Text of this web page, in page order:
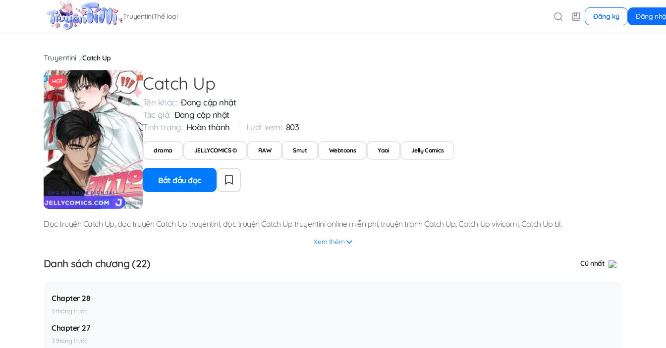
TruyentiniThể loại Đăng ký Đăng
Truyentini Catch Up
HOT Catch Up
Tên khác: Đang cập nhật
Tác giả: Đang cập nhật
Tình trạng: Hoàn thành Lượt xem: 803
drama JELLYCOMICS © RAW Smut Webtoons Yaoi Jelly Comics
Bắt đầu đọc
Đọc truyện Catch Up,đọc truyện Catch Up truyentini,đọc truyện Catch Up truyentini online miễn phí,truyện tranh Catch Up,Catch Up vivicomi,Catch Up bl.
Xem thêm
Danh sách chương (22) Cũ nhất
Chapter 28
3 tháng trước
Chapter 27
3 tháng trước